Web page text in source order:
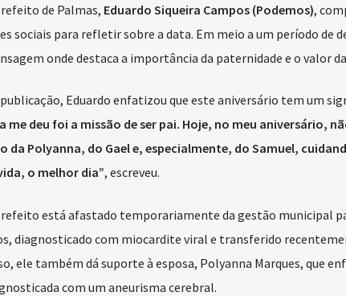
de Palmas, Eduardo Siqueira Campos (Podemos),
sociais para refletir sobre a data. Em meio a um período
onde destaca a importância da paternidade e o valor
Eduardo enfatizou que este aniversário tem um
me deu foi a missão de ser pai. Hoje, no meu aniversário,
da Polyanna, do Gael e, especialmente, do Samuel,
o melhor dia”, escreveu.
está afastado temporariamente da gestão municipal
diagnosticado com miocardite viral e transferido
ele também dá suporte à esposa, Polyanna Marques, que
com um aneurisma cerebral.